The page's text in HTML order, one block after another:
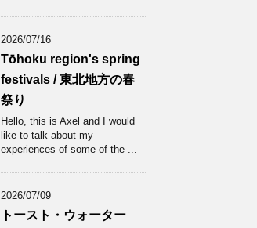
2026/07/16
Tōhoku region's spring
festivals / 東北地方の春
祭り
Hello, this is Axel and I would
like to talk about my
experiences of some of the ...
2026/07/09
トースト・ウォーター